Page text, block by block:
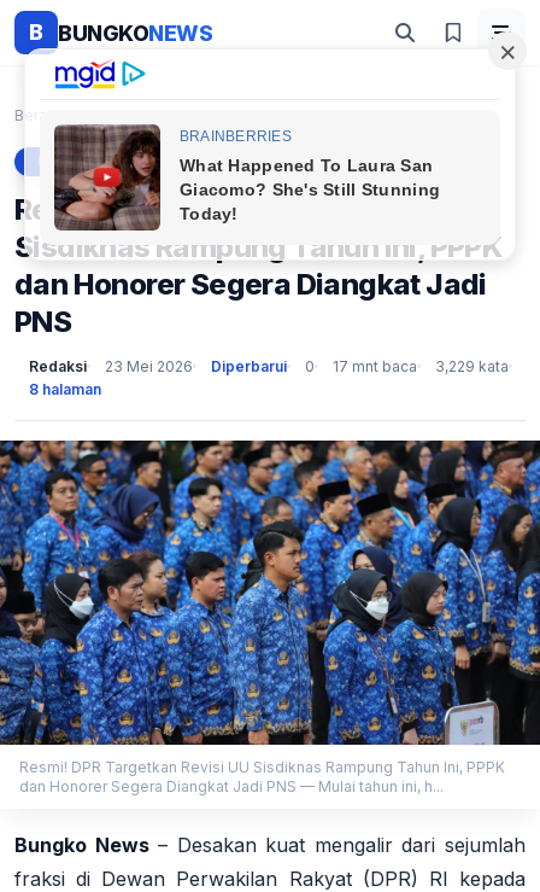
B BUNGKONEWS
Beranda
BERITA
Resmi! DPR Targetkan Revisi UU
Sisdiknas Rampung Tahun Ini, PPPK
dan Honorer Segera Diangkat Jadi
PNS
Redaksi 23 Mei 2026 Diperbarui 0 17 mnt baca
3,229 kata
8 halaman
Resmi! DPR Targetkan Revisi UU Sisdiknas Rampung Tahun Ini, PPPK
dan Honorer Segera Diangkat Jadi PNS — Mulai tahun ini, h...
Bungko News– Desakan kuat mengalir dari sejumlah
fraksi di Dewan Perwakilan Rakyat (DPR) RI kepada